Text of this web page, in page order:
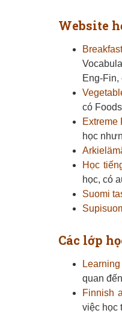
Website
Eng-Fin,
có
Extreme
học
Học
học, có
Suomi
Các lớp
quan
Finnish
việc học